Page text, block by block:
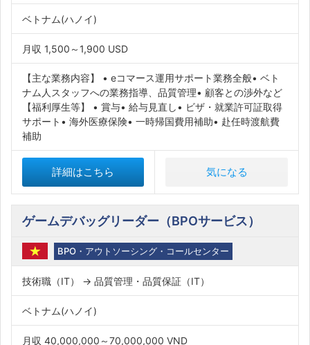
ベトナム(ハノイ)
月収 1,500～1,900 USD
【主な業務内容】 • eコマース運用サポート業務全般• ベト
ナム人スタッフへの業務指導、品質管理• 顧客との渉外など
【福利厚生等】 • 賞与• 給与見直し• ビザ・就業許可証取得
サポート• 海外医療保険• 一時帰国費用補助• 赴任時渡航費
補助
詳細はこちら 気になる
ゲームデバッグリーダー（BPOサービス）
BPO・アウトソーシング・コールセンター
技術職（IT） → 品質管理・品質保証（IT）
ベトナム(ハノイ)
月収 40,000,000～70,000,000 VND